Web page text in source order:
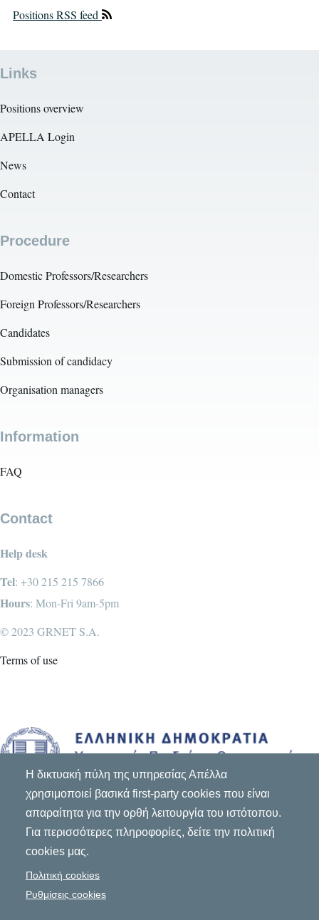
Η δικτυακή πύλη της υπηρεσίας Απέλλα
χρησιμοποιεί βασικά first-party cookies που είναι
απαραίτητα για την ορθή λειτουργία του ιστότοπου.
Για περισσότερες πληροφορίες, δείτε την πολιτική
cookies μας.
Πολιτική cookies
Ρυθμίσεις cookies
Positions RSS feed
Links
Positions overview
APELLA Login
News
Contact
Procedure
Domestic Professors/Researchers
Foreign Professors/Researchers
Candidates
Submission of candidacy
Organisation managers
Information
FAQ
Contact
Help desk
Tel: +30 215 215 7866
Hours: Mon-Fri 9am-5pm
© 2023 GRNET S.A.
Terms of use